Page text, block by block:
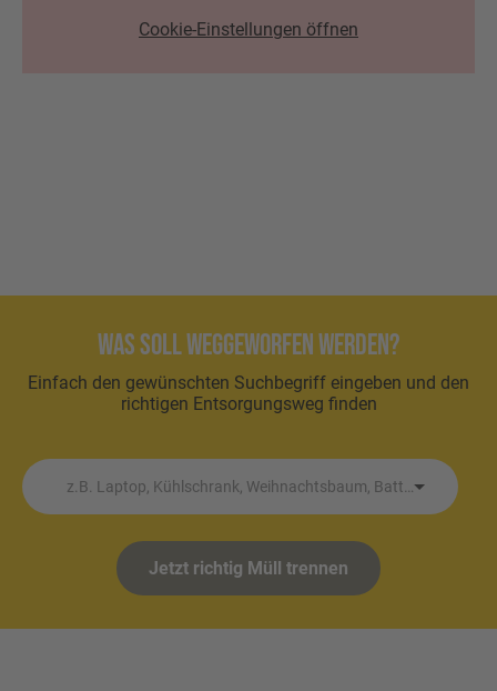
Cookie-Einstellungen öffnen
Was soll weggeworfen werden?
Einfach den gewünschten Suchbegriff eingeben und den
richtigen Entsorgungsweg finden
Jetzt richtig Müll trennen